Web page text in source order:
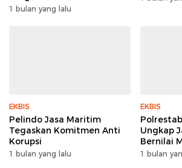
1 bulan yang lalu
EKBIS
Pelindo Jasa Maritim
Tegaskan Komitmen Anti
Korupsi
1 bulan yang lalu
EKBIS
Ungkap
Bernilai
1 bulan